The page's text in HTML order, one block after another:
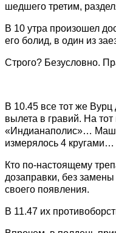
шедшего третим,
В 10 утра произошел
его болид, в один из
Строго? Безусловно.
В 10.45 все тот же Вурц
вылета в гравий. На
«Индианаполис»…
измерялось 4 кругами…
Кто по-настоящему
дозаправки, без
своего появления.
В 11.47 их